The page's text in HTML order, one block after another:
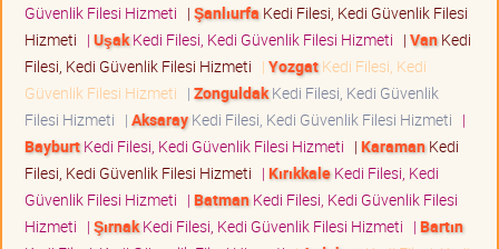
Güvenlik Filesi Hizmeti | Şanlıurfa Kedi Filesi, Kedi Güvenlik Filesi
Hizmeti | UşakKedi Filesi, Kedi Güvenlik Filesi Hizmeti | VanKedi
Filesi, Kedi Güvenlik Filesi Hizmeti | YozgatKedi Filesi, Kedi
Güvenlik Filesi Hizmeti | ZonguldakKedi Filesi, Kedi Güvenlik
Filesi Hizmeti | AksarayKedi Filesi, Kedi Güvenlik Filesi Hizmeti |
BayburtKedi Filesi, Kedi Güvenlik Filesi Hizmeti | KaramanKedi
Filesi, Kedi Güvenlik Filesi Hizmeti | KırıkkaleKedi Filesi, Kedi
Güvenlik Filesi Hizmeti | BatmanKedi Filesi, Kedi Güvenlik Filesi
Hizmeti | ŞırnakKedi Filesi, Kedi Güvenlik Filesi Hizmeti | Bartın